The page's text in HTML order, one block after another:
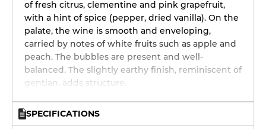
of fresh citrus, clementine and pink grapefruit,
with a hint of spice (pepper, dried vanilla). On the
palate, the wine is smooth and enveloping,
carried by notes of white fruits such as apple and
peach. The bubbles are present and well-
balanced. The slightly earthy finish, reminiscent of
gentian, adds structure.
SPECIFICATIONS